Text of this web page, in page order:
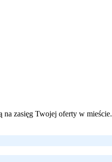
zasięg Twojej oferty w mieście.